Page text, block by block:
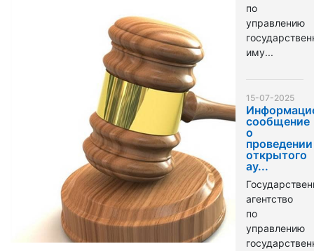
по
управлению
иму...
15-07-2025
сообщение
о
проведении
открытого
ау...
агентство
по
управлению